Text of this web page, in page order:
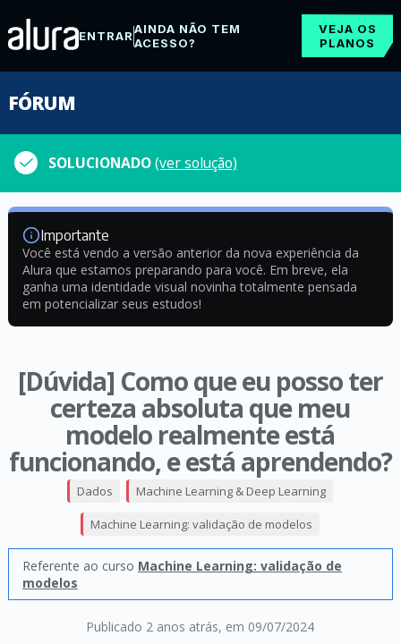
ENTRARAINDA NÃO TEM
ACESSO?
VEJA OS
PLANOS
FÓRUM
SOLUCIONADO(ver solução)
Importante
Você está vendo a versão anterior da nova experiência da
Alura que estamos preparando para você. Em breve, ela
ganha uma identidade visual novinha totalmente pensada
em potencializar seus estudos!
[Dúvida] Como que eu posso ter
certeza absoluta que meu
modelo realmente está
funcionando, e está aprendendo?
Publicado 2 anos atrás, em 09/07/2024
Dados Machine Learning & Deep Learning
Machine Learning: validação de modelos
Referente ao curso Machine Learning: validação de
modelos